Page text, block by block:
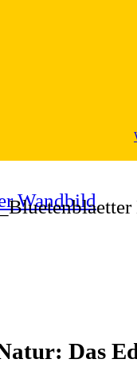
Das